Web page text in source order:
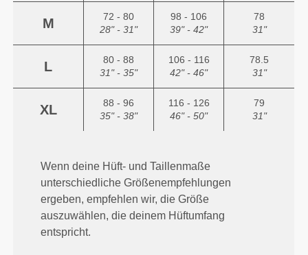
M
72 - 80
28" - 31"
98 - 106
39" - 42"
78
31"
L
80 - 88
31" - 35"
106 - 116
42" - 46"
78.5
31"
XL
88 - 96
35" - 38"
116 - 126
46" - 50"
79
31"
Wenn deine Hüft- und Taillenmaße
unterschiedliche Größenempfehlungen
ergeben, empfehlen wir, die Größe
auszuwählen, die deinem Hüftumfang
entspricht.